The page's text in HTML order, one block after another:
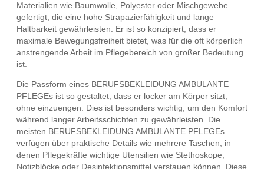
Materialien wie Baumwolle, Polyester oder Mischgewebe
gefertigt, die eine hohe Strapazierfähigkeit und lange
Haltbarkeit gewährleisten. Er ist so konzipiert, dass er
maximale Bewegungsfreiheit bietet, was für die oft körperlich
anstrengende Arbeit im Pflegebereich von großer Bedeutung
ist.
Die Passform eines BERUFSBEKLEIDUNG AMBULANTE
PFLEGEs ist so gestaltet, dass er locker am Körper sitzt,
ohne einzuengen. Dies ist besonders wichtig, um den Komfort
während langer Arbeitsschichten zu gewährleisten. Die
meisten BERUFSBEKLEIDUNG AMBULANTE PFLEGEs
verfügen über praktische Details wie mehrere Taschen, in
denen Pflegekräfte wichtige Utensilien wie Stethoskope,
Notizblöcke oder Desinfektionsmittel verstauen können. Diese